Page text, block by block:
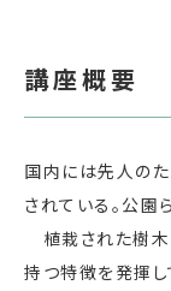
講座概要
国内には先人の
されている。公園
植栽された樹木
持つ特徴を発揮